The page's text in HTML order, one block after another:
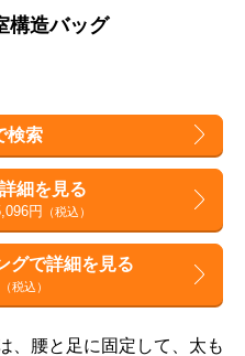
構造バッグ
検索
細を見る
円 （税込）
グで詳細を見る
（税込）
、腰と足に固定して、太も